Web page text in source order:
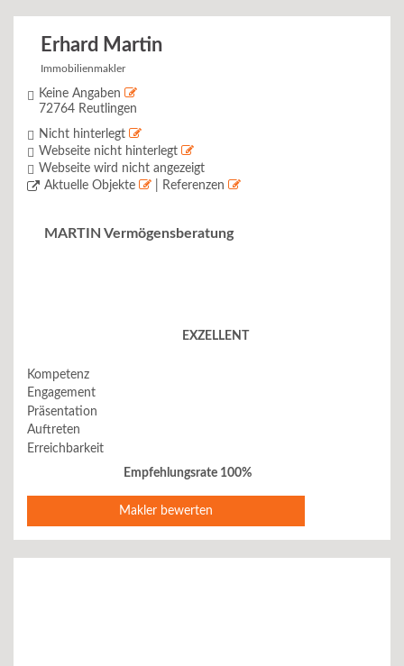
Erhard Martin
Immobilienmakler
Keine Angaben
72764 Reutlingen
Nicht hinterlegt
Webseite nicht hinterlegt
Webseite wird nicht angezeigt
Aktuelle Objekte
| Referenzen
MARTIN Vermögensberatung
EXZELLENT
Kompetenz
Engagement
Präsentation
Auftreten
Erreichbarkeit
Empfehlungsrate 100%
Makler bewerten